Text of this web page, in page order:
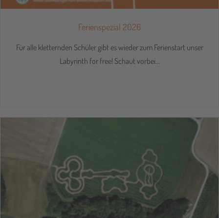
Ferienspezial 2026
Für alle kletternden Schüler gibt es wieder zum Ferienstart unser
Labyrinth for free! Schaut vorbei…